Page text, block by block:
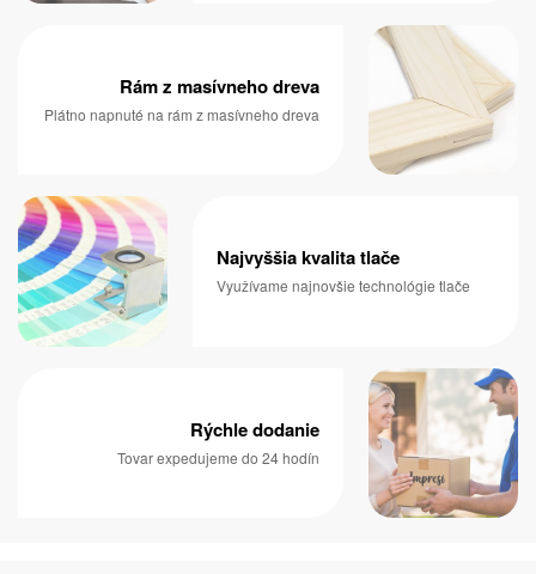
Rám z masívneho dreva
Plátno napnuté na rám z masívneho dreva
Najvyššia kvalita tlače
Využívame najnovšie technológie tlače
Rýchle dodanie
Tovar expedujeme do 24 hodín